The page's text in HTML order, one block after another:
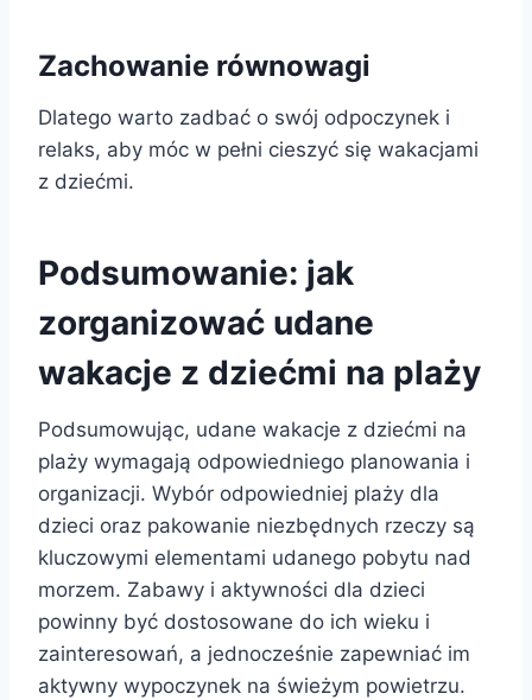
Zachowanie równowagi
Dlatego warto zadbać o swój odpoczynek i
relaks, aby móc w pełni cieszyć się wakacjami
z dziećmi.
Podsumowanie: jak
zorganizować udane
wakacje z dziećmi na plaży
Podsumowując, udane wakacje z dziećmi na
plaży wymagają odpowiedniego planowania i
organizacji. Wybór odpowiedniej plaży dla
dzieci oraz pakowanie niezbędnych rzeczy są
kluczowymi elementami udanego pobytu nad
morzem. Zabawy i aktywności dla dzieci
powinny być dostosowane do ich wieku i
zainteresowań, a jednocześnie zapewniać im
aktywny wypoczynek na świeżym powietrzu.